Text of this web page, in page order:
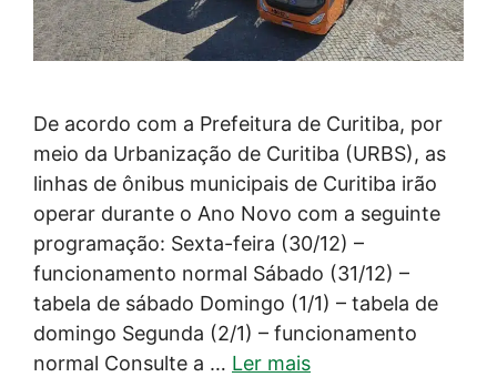
De acordo com a Prefeitura de Curitiba, por
meio da Urbanização de Curitiba (URBS), as
linhas de ônibus municipais de Curitiba irão
operar durante o Ano Novo com a seguinte
programação: Sexta-feira (30/12) –
funcionamento normal Sábado (31/12) –
tabela de sábado Domingo (1/1) – tabela de
domingo Segunda (2/1) – funcionamento
normal Consulte a … Ler mais